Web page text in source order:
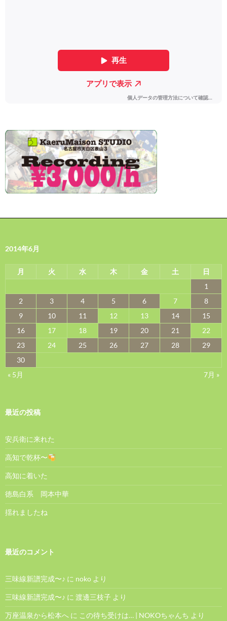
2014年6月
月 火 水 木 金 土
日
1
2
3 4 5 6 7
8
9
10 11 12 13 14
15
16
17 18 19 20 21
22
23
24 25 26 27 28
29
30
« 5月
7月 »
最近の投稿
安兵衛に来れた
高知で乾杯〜
高知に着いた
徳島白系 岡本中華
揺れましたね
最近のコメント
三味線新譜完成〜♪ に noko より
三味線新譜完成〜♪ に 渡邊三枝子 より
万座温泉から松本へ に この待ち受けは… | NOKOちゃんち より